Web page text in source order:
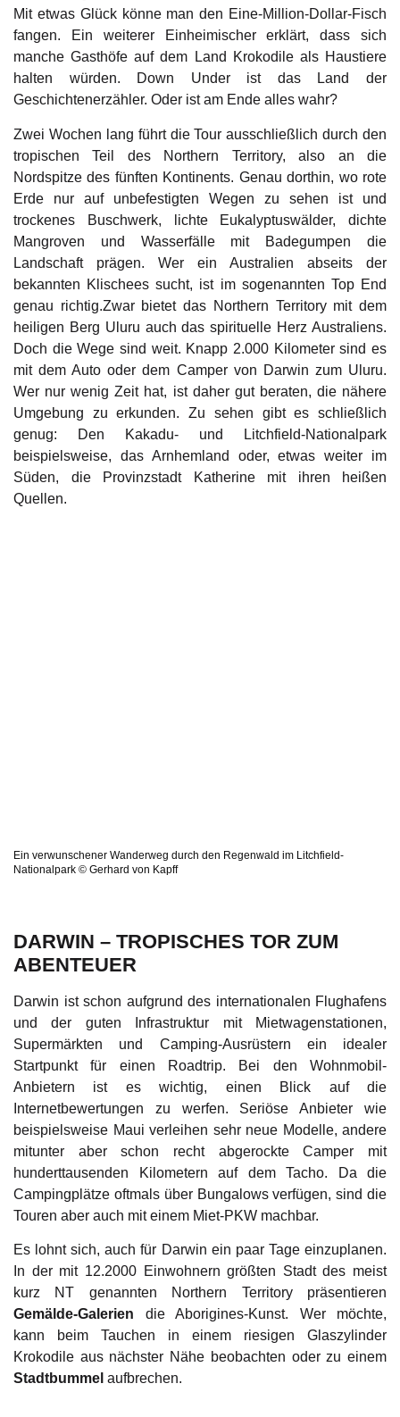
Mit etwas Glück könne man den Eine-Million-Dollar-Fisch
fangen. Ein weiterer Einheimischer erklärt, dass sich
manche Gasthöfe auf dem Land Krokodile als Haustiere
halten würden. Down Under ist das Land der
Geschichtenerzähler. Oder ist am Ende alles wahr?
Zwei Wochen lang führt die Tour ausschließlich durch den
tropischen Teil des Northern Territory, also an die
Nordspitze des fünften Kontinents. Genau dorthin, wo rote
Erde nur auf unbefestigten Wegen zu sehen ist und
trockenes Buschwerk, lichte Eukalyptuswälder, dichte
Mangroven und Wasserfälle mit Badegumpen die
Landschaft prägen. Wer ein Australien abseits der
bekannten Klischees sucht, ist im sogenannten Top End
genau richtig.Zwar bietet das Northern Territory mit dem
heiligen Berg Uluru auch das spirituelle Herz Australiens.
Doch die Wege sind weit. Knapp 2.000 Kilometer sind es
mit dem Auto oder dem Camper von Darwin zum Uluru.
Wer nur wenig Zeit hat, ist daher gut beraten, die nähere
Umgebung zu erkunden. Zu sehen gibt es schließlich
genug: Den Kakadu- und Litchfield-Nationalpark
beispielsweise, das Arnhemland oder, etwas weiter im
Süden, die Provinzstadt Katherine mit ihren heißen
Quellen.
Ein verwunschener Wanderweg durch den Regenwald im Litchfield-
Nationalpark © Gerhard von Kapff
DARWIN – TROPISCHES TOR ZUM
ABENTEUER
Darwin ist schon aufgrund des internationalen Flughafens
und der guten Infrastruktur mit Mietwagenstationen,
Supermärkten und Camping-Ausrüstern ein idealer
Startpunkt für einen Roadtrip. Bei den Wohnmobil-
Anbietern ist es wichtig, einen Blick auf die
Internetbewertungen zu werfen. Seriöse Anbieter wie
beispielsweise Maui verleihen sehr neue Modelle, andere
mitunter aber schon recht abgerockte Camper mit
hunderttausenden Kilometern auf dem Tacho. Da die
Campingplätze oftmals über Bungalows verfügen, sind die
Touren aber auch mit einem Miet-PKW machbar.
Es lohnt sich, auch für Darwin ein paar Tage einzuplanen.
In der mit 12.2000 Einwohnern größten Stadt des meist
kurz NT genannten Northern Territory präsentieren
Gemälde-Galerien die Aborigines-Kunst. Wer möchte,
kann beim Tauchen in einem riesigen Glaszylinder
Krokodile aus nächster Nähe beobachten oder zu einem
Stadtbummel aufbrechen.